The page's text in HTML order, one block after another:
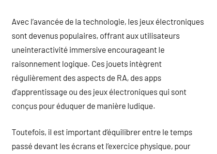
Avec l’avancée de la technologie, les jeux électroniques
sont devenus populaires, offrant aux utilisateurs
uneinteractivité immersive encourageant le
raisonnement logique. Ces jouets intègrent
régulièrement des aspects de RA, des apps
d’apprentissage ou des jeux électroniques qui sont
conçus pour éduquer de manière ludique.
Toutefois, il est important d’équilibrer entre le temps
passé devant les écrans et l’exercice physique, pour